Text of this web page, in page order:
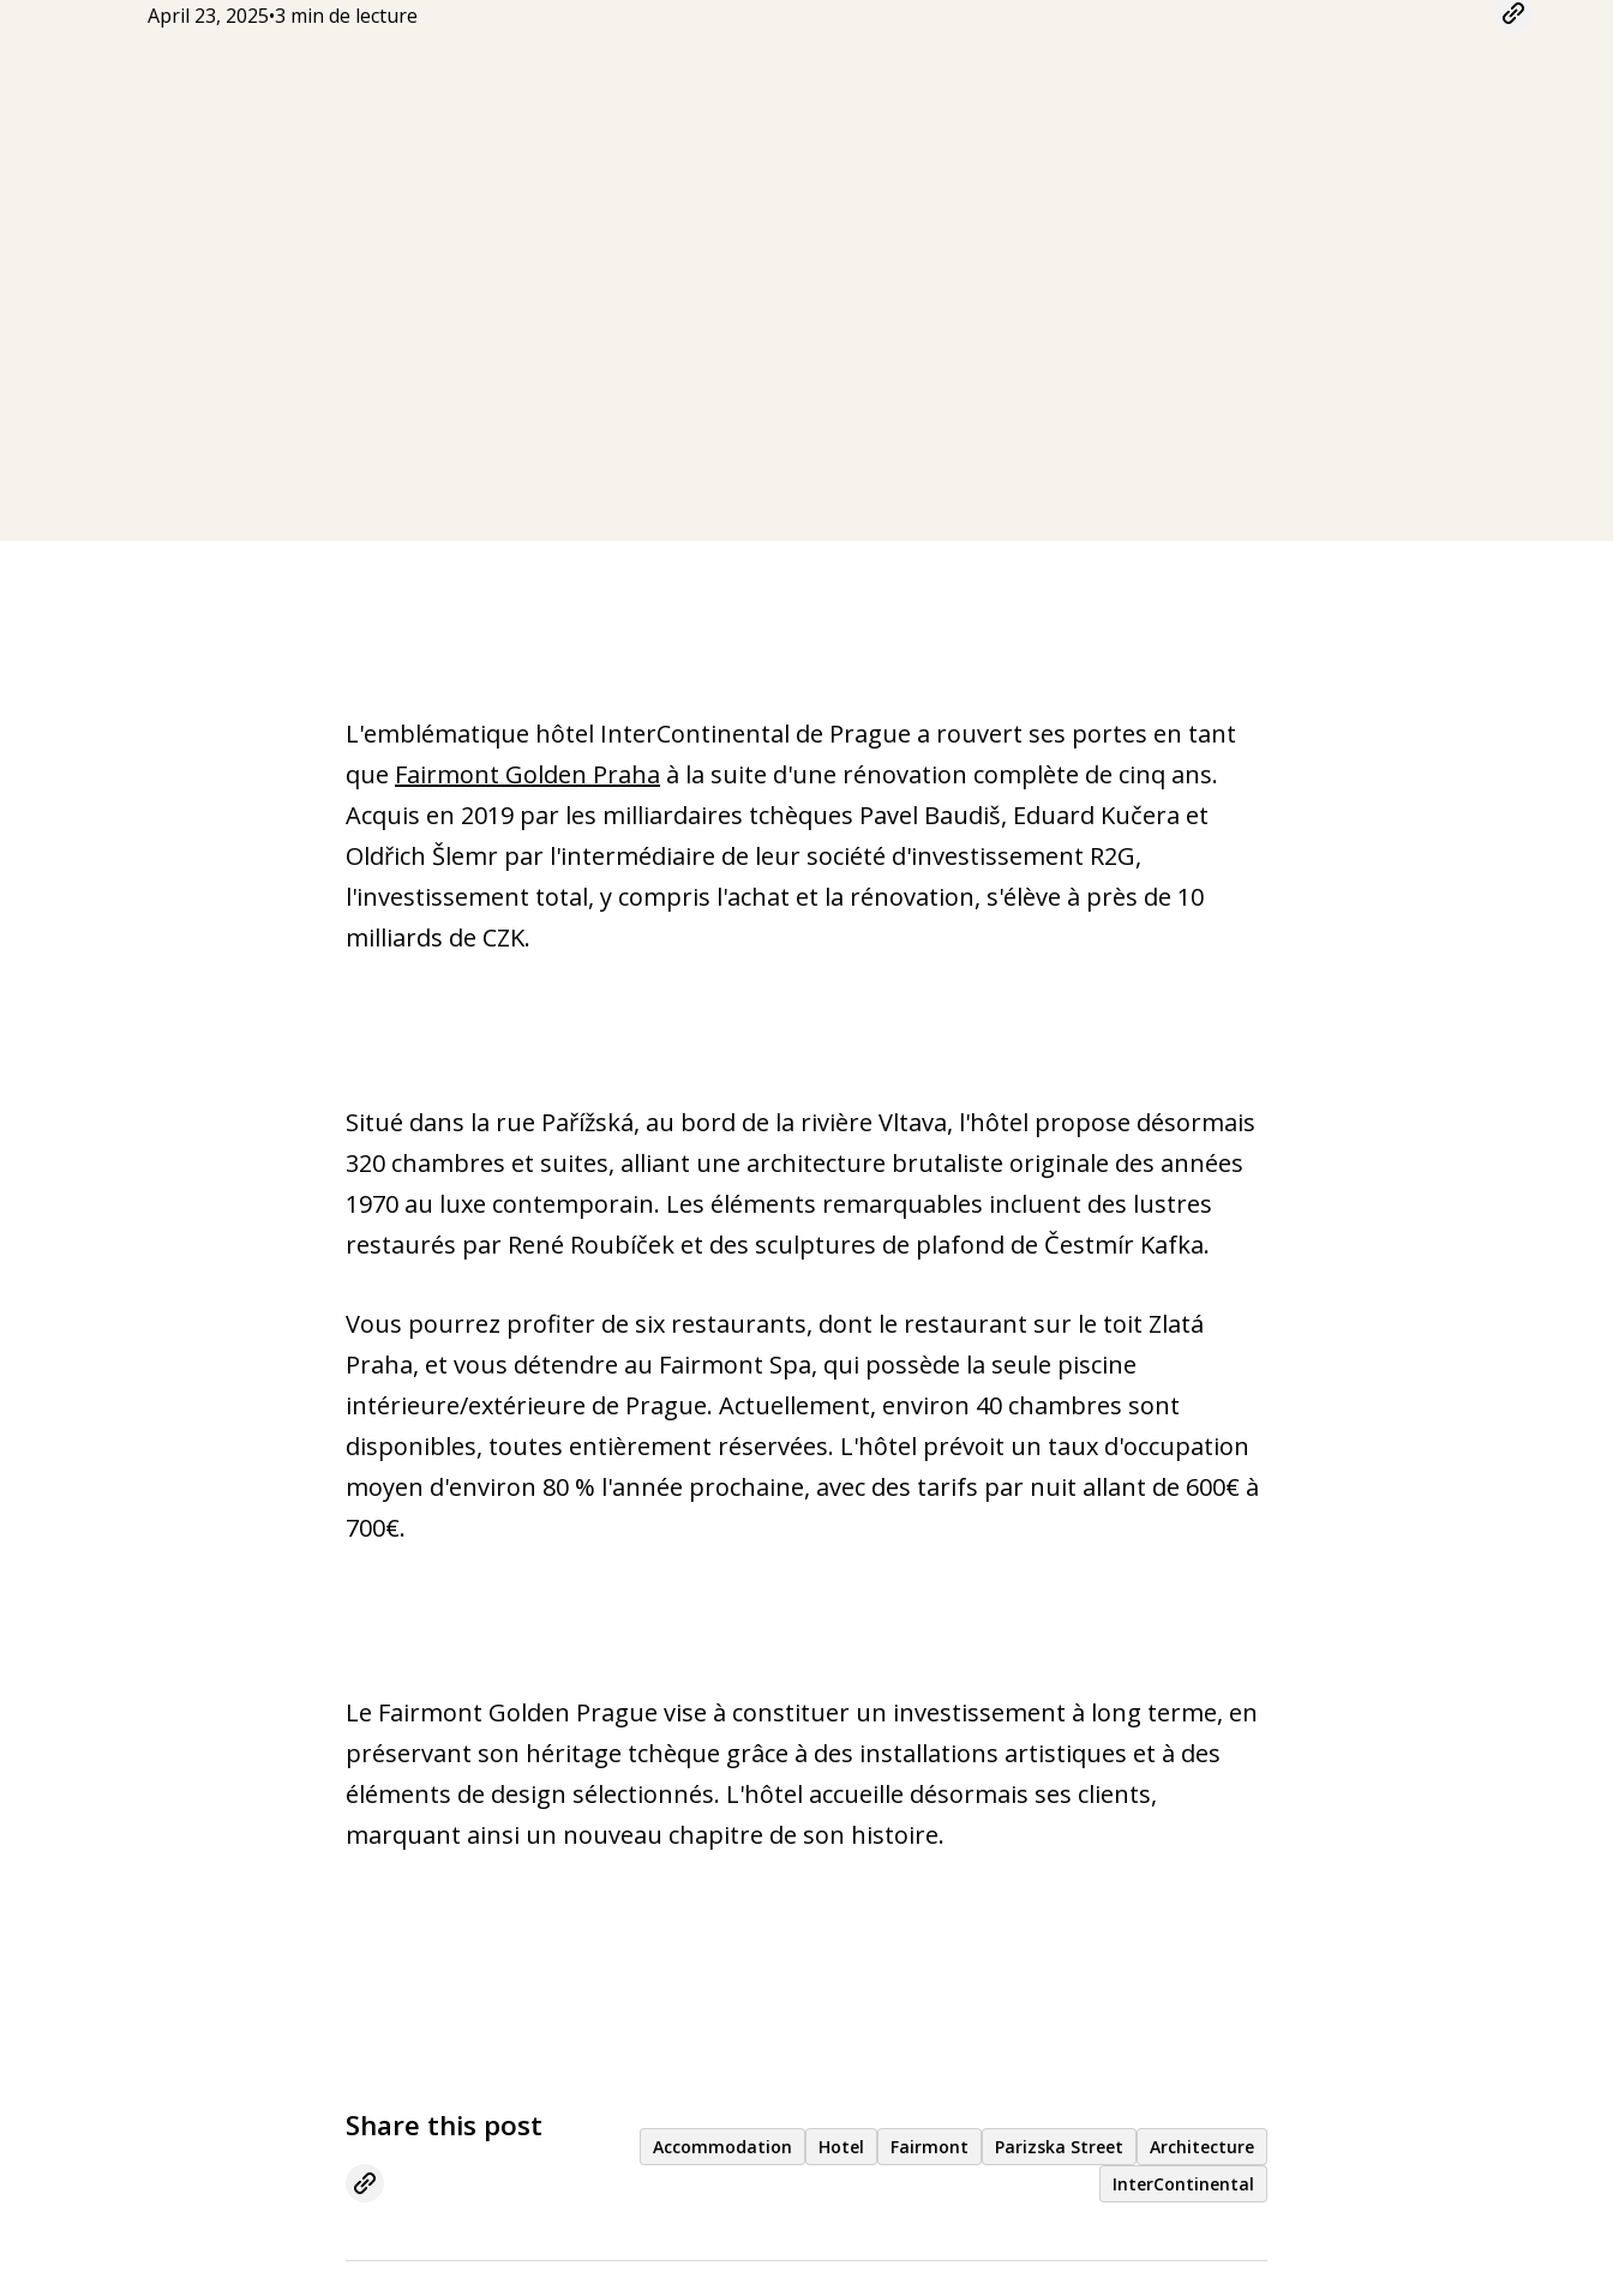
April 23, 2025•3 min de lecture
L'emblématique hôtel InterContinental de Prague a rouvert ses portes en tant
que Fairmont Golden Praha à la suite d'une rénovation complète de cinq ans.
Acquis en 2019 par les milliardaires tchèques Pavel Baudiš, Eduard Kučera et
Oldřich Šlemr par l'intermédiaire de leur société d'investissement R2G,
l'investissement total, y compris l'achat et la rénovation, s'élève à près de 10
milliards de CZK.
Situé dans la rue Pařížská, au bord de la rivière Vltava, l'hôtel propose désormais
320 chambres et suites, alliant une architecture brutaliste originale des années
1970 au luxe contemporain. Les éléments remarquables incluent des lustres
restaurés par René Roubíček et des sculptures de plafond de Čestmír Kafka.
Vous pourrez profiter de six restaurants, dont le restaurant sur le toit Zlatá
Praha, et vous détendre au Fairmont Spa, qui possède la seule piscine
intérieure/extérieure de Prague. Actuellement, environ 40 chambres sont
disponibles, toutes entièrement réservées. L'hôtel prévoit un taux d'occupation
moyen d'environ 80 % l'année prochaine, avec des tarifs par nuit allant de 600€ à
700€.
Le Fairmont Golden Prague vise à constituer un investissement à long terme, en
préservant son héritage tchèque grâce à des installations artistiques et à des
éléments de design sélectionnés. L'hôtel accueille désormais ses clients,
marquant ainsi un nouveau chapitre de son histoire.
Share this post
Accommodation Hotel Fairmont Parizska Street
Architecture
InterContinental